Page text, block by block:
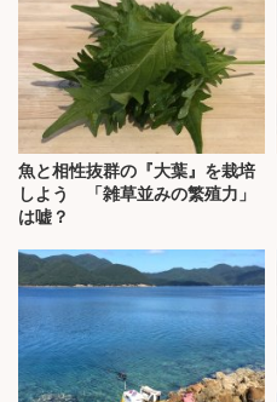
魚と相性抜群の『大葉』を栽培
しよう 「雑草並みの繁殖力」
は嘘？